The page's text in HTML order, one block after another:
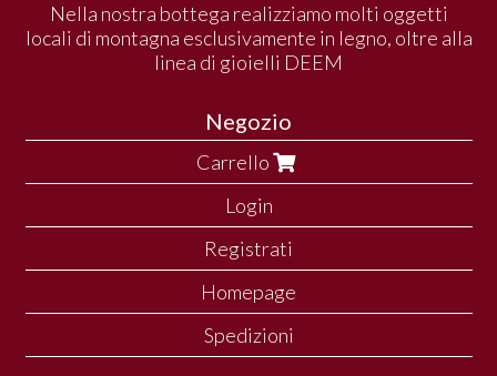
Nella nostra bottega realizziamo molti oggetti
locali di montagna esclusivamente in legno, oltre alla
linea di gioielli DEEM
Negozio
Carrello
Login
Registrati
Homepage
Spedizioni